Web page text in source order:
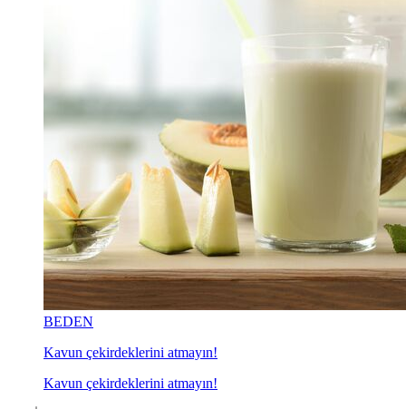
BEDEN
Kavun çekirdeklerini atmayın!
Kavun çekirdeklerini atmayın!